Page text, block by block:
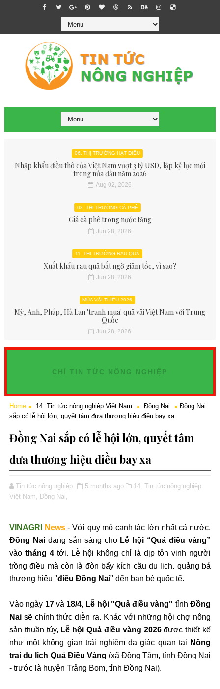
06. THỊ TRƯỜNG HẠT ĐIỀU
Nhập khẩu điều thô của Việt Nam vượt 3 tỷ USD, lập kỷ lục mới
trong nửa đầu năm 2026
Aug 02, 2026
03. THỊ TRƯỜNG CÀ PHÊ
Giá cà phê trong nước tăng
Jun 28, 2026
11. THỊ TRƯỜNG RAU QUẢ
Xuất khẩu rau quả bất ngờ giảm tốc, vì sao?
Jun 28, 2026
MÙA VẢI THIỀU 2026
Mỹ, Anh, Pháp, Hà Lan 'tranh mua' quả vải Việt Nam với Trung
Quốc
Jun 28, 2026
CHỈ TIN TỨC NÔNG NGHIỆP
Home 14. Tin tức nông nghiệp Việt Nam Đồng Nai
Đồng Nai
sắp có lễ hội lớn, quyết tâm đưa thương hiệu điều bay xa
Đồng Nai sắp có lễ hội lớn, quyết tâm
đưa thương hiệu điều bay xa
Tin tức nông nghiệp 5 months ago
14. Tin tức nông nghiệp
Việt Nam, Đồng Nai,
VINAGRI News- Với quy mô canh tác lớn nhất cả nước,
Đồng Naiđang sẵn sàng cho Lễ hội “Quả điều vàng”
vào tháng 4tới. Lễ hội không chỉ là dịp tôn vinh người
trồng điều mà còn là đòn bẩy kích cầu du lịch, quảng bá
thương hiệu "điều Đồng Nai" đến bạn bè quốc tế.
Vào ngày 17và 18/4, Lễ hội "Quả điều vàng" tỉnhĐồng
Naisẽ chính thức diễn ra. Khác với những hội chợ nông
sản thuần túy, Lễ hội Quả điều vàng 2026được thiết kế
như một không gian trải nghiệm đa giác quan tại Nông
trại du lịch Quả Điều Vàng (xã Đồng Tâm, tỉnh Đồng Nai
- trước là huyện Trảng Bom, tỉnh Đồng Nai).